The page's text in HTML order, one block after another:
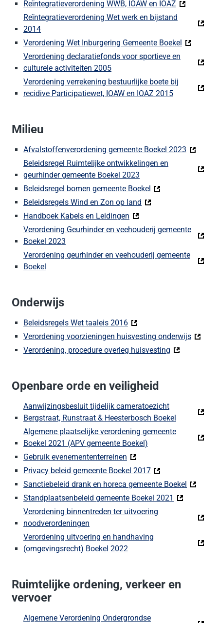
Reïntegratieverordening WWB, IOAW en IOAZ
Reïntegratieverordening Wet werk en bijstand
2014
Verordening Wet Inburgering Gemeente Boekel
Verordening declaratiefonds voor sportieve en
culturele activiteiten 2005
Verordening verrekening bestuurlijke boete bij
recidive Participatiewet, IOAW en IOAZ 2015
Milieu
Afvalstoffenverordening gemeente Boekel 2023
Beleidsregel Ruimtelijke ontwikkelingen en
geurhinder gemeente Boekel 2023
Beleidsregel bomen gemeente Boekel
Beleidsregels Wind en Zon op land
Handboek Kabels en Leidingen
Verordening Geurhinder en veehouderij gemeente
Boekel 2023
Verordening geurhinder en veehouderij gemeente
Boekel
Onderwijs
Beleidsregels Wet taaleis 2016
Verordening voorzieningen huisvesting onderwijs
Verordening, procedure overleg huisvesting
Openbare orde en veiligheid
Aanwijzingsbesluit tijdelijk cameratoezicht
Bergstraat, Runstraat & Heesterbosch Boekel
Algemene plaatselijke verordening gemeente
Boekel 2021 (APV gemeente Boekel)
Gebruik evenemententerreinen
Privacy beleid gemeente Boekel 2017
Sanctiebeleid drank en horeca gemeente Boekel
Standplaatsenbeleid gemeente Boekel 2021
Verordening binnentreden ter uitvoering
noodverordeningen
Verordening uitvoering en handhaving
(omgevingsrecht) Boekel 2022
Ruimtelijke ordening, verkeer en
vervoer
Algemene Verordening Ondergrondse